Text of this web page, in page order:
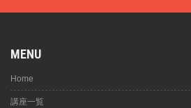
MENU
Home
講座一覧